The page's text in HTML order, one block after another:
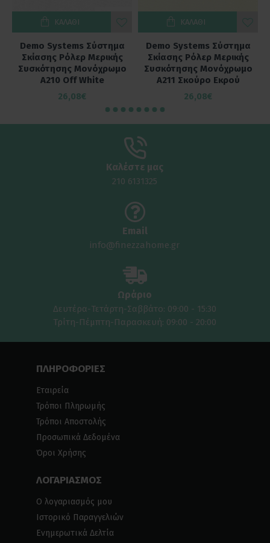
Demo Systems Σύστημα
Σκίασης Ρόλερ Μερικής
Συσκότησης Μονόχρωμο
A210 Off White
26,08€
ΚΑΛΆΘΙ
Demo Systems Σύστημα
Σκίασης Ρόλερ Μερικής
Συσκότησης Μονόχρωμο
A211 Σκούρο Εκρού
26,08€
ΚΑΛΆΘΙ
Καλέστε μας
210 6131325
Email
info@finezzahome.gr
Ωράριο
Δευτέρα-Τετάρτη-Σαββάτο: 09:00 - 15:30
Τρίτη-Πέμπτη-Παρασκευή: 09:00 - 20:00
ΠΛΗΡΟΦΟΡΙΕΣ
Εταιρεία
Τρόποι Πληρωμής
Τρόποι Αποστολής
Προσωπικά Δεδομένα
Όροι Χρήσης
ΛΟΓΑΡΙΑΣΜΟΣ
Ο λογαριασμός μου
Ιστορικό Παραγγελιών
Ενημερωτικά Δελτία